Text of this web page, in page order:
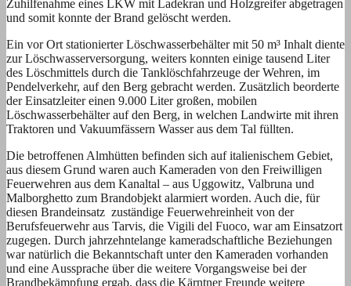
Zuhilfenahme eines LKW mit Ladekran und Holzgreifer abgetragen
und somit konnte der Brand gelöscht werden.
Ein vor Ort stationierter Löschwasserbehälter mit 50 m³ Inhalt diente
zur Löschwasserversorgung, weiters konnten einige tausend Liter
des Löschmittels durch die Tanklöschfahrzeuge der Wehren, im
Pendelverkehr, auf den Berg gebracht werden. Zusätzlich beorderte
der Einsatzleiter einen 9.000 Liter großen, mobilen
Löschwasserbehälter auf den Berg, in welchen Landwirte mit ihren
Traktoren und Vakuumfässern Wasser aus dem Tal füllten.
Die betroffenen Almhütten befinden sich auf italienischem Gebiet,
aus diesem Grund waren auch Kameraden von den Freiwilligen
Feuerwehren aus dem Kanaltal – aus Uggowitz, Valbruna und
Malborghetto zum Brandobjekt alarmiert worden. Auch die, für
diesen Brandeinsatz zuständige Feuerwehreinheit von der
Berufsfeuerwehr aus Tarvis, die Vigili del Fuoco, war am Einsatzort
zugegen. Durch jahrzehntelange kameradschaftliche Beziehungen
war natürlich die Bekanntschaft unter den Kameraden vorhanden
und eine Aussprache über die weitere Vorgangsweise bei der
Brandbekämpfung ergab, dass die Kärntner Freunde weitere